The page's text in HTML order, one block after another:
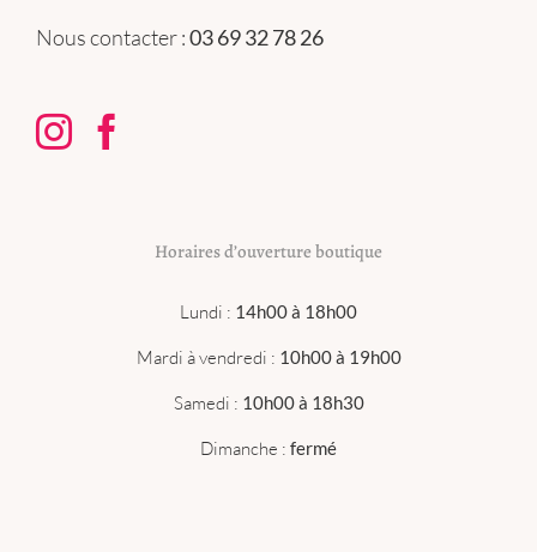
Nous contacter :03 69 32 78 26
Horaires d’ouverture boutique
Lundi : 14h00 à 18h00
Mardi à vendredi : 10h00 à 19h00
Samedi : 10h00 à 18h30
Dimanche : fermé